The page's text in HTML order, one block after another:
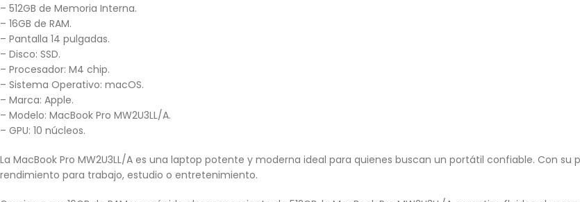
– 512GB de Memoria Interna.
– 16GB de RAM.
– Pantalla 14 pulgadas.
– Disco: SSD.
– Procesador: M4 chip.
– Sistema Operativo: macOS.
– Marca: Apple.
– Modelo: MacBook Pro MW2U3LL/A.
– GPU: 10 núcleos.
La MacBook Pro MW2U3LL/A es una laptop potente y moderna ideal para quienes buscan un portátil confiable. Con
rendimiento para trabajo, estudio o entretenimiento.